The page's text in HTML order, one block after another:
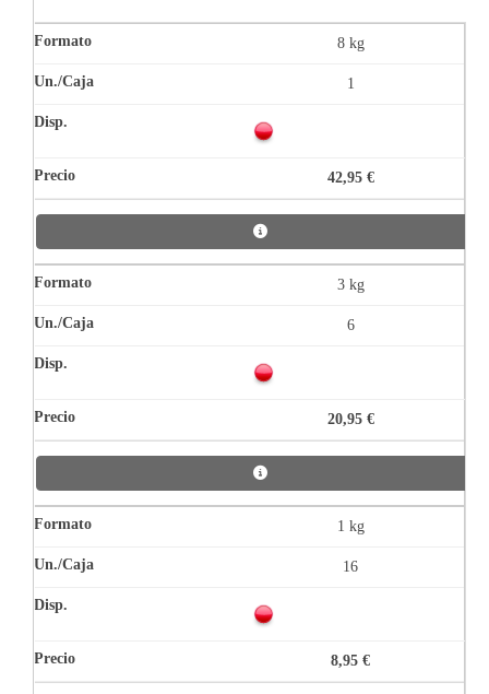
8 kg
1
42,95 €
3 kg
6
20,95 €
1 kg
16
8,95 €